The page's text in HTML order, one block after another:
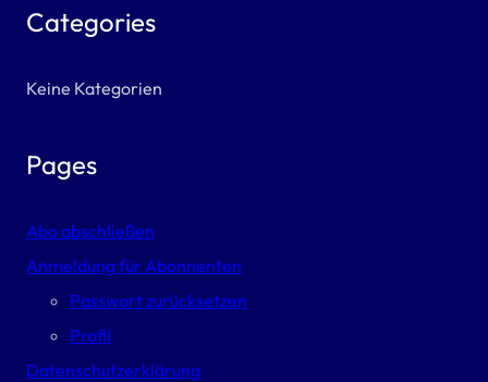
Categories
Keine Kategorien
Pages
Abo abschließen
Anmeldung für Abonnenten
Passwort zurücksetzen
Profil
Datenschutzerklärung